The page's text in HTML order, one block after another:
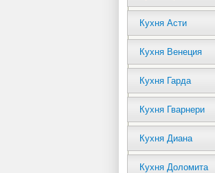
Кухня Асти
Кухня Венеция
Кухня Гарда
Кухня Гварнери
Кухня Диана
Кухня Доломита